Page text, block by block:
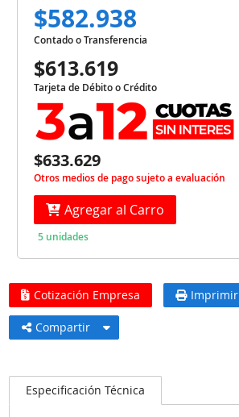
$582.938
Contado o Transferencia
$613.619
Tarjeta de Débito o Crédito
$633.629
Otros medios de pago sujeto a evaluación
Agregar al Carro
5 unidades
Cotización Empresa Imprimir
Compartir
Especificación Técnica